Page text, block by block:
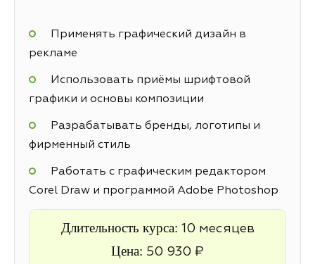
Применять графический дизайн в
рекламе
Использовать приёмы шрифтовой
графики и основы композиции
Разрабатывать бренды, логотипы и
фирменный стиль
Работать с графическим редактором
Corel Draw и программой Adobe Photoshop
Длительность курса: 10 месяцев
Цена: 50 930 ₽